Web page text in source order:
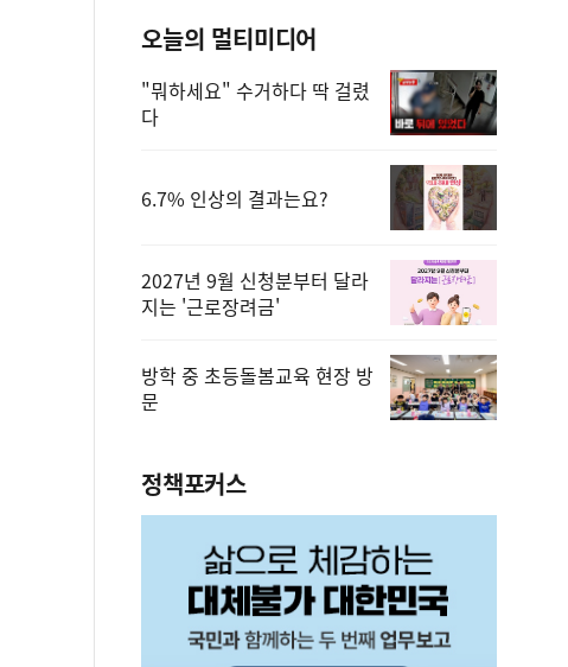
오늘의 멀티미디어
"뭐하세요" 수거하다 딱 걸렸
다
6.7% 인상의 결과는요?
2027년 9월 신청분부터 달라
지는 '근로장려금'
방학 중 초등돌봄교육 현장 방
문
정책포커스